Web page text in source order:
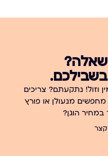
שאלה?
בשבילכם.
וזול! נתקעתם? צריכים
מנעולן או פורץ
הוגן?
קצר